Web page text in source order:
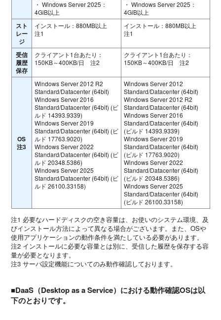
・ Windows Server 2025：
4GiB以上
・ Windows Server 2025：
4GiB以上
スト
レー
ジ
インストール：880MB以上
注1
インストール：880MB以上
注1
受信
履歴
保存
クライアント1台あたり：
150KB～400KB/日 注2
クライアント1台あたり：
150KB～400KB/日 注2
OS
注3
Windows Server 2012 R2
Standard/Datacenter (64bit)
Windows Server 2016
Standard/Datacenter (64bit) (ビ
ルド 14393.9339)
Windows Server 2019
Standard/Datacenter (64bit) (ビ
ルド 17763.9020)
Windows Server 2022
Standard/Datacenter (64bit) (ビ
ルド 20348.5386)
Windows Server 2025
Standard/Datacenter (64bit) (ビ
ルド 26100.33158)
Windows Server 2012
Standard/Datacenter (64bit)
Windows Server 2012 R2
Standard/Datacenter (64bit)
Windows Server 2016
Standard/Datacenter (64bit)
(ビルド 14393.9339)
Windows Server 2019
Standard/Datacenter (64bit)
(ビルド 17763.9020)
Windows Server 2022
Standard/Datacenter (64bit)
(ビルド 20348.5386)
Windows Server 2025
Standard/Datacenter (64bit)
(ビルド 26100.33158)
注1 必要なハードディスクの空き容量は、お使いのシステム環境、及
びインストール方法によって異なる場合がございます。また、OSや
使用アプリケーションの動作条件を満たしている必要があります。
注2 インストールに必要な容量とは別に、受信した履歴を保存する容
量が必要となります。
注3 サーバ設定機能についてのみ動作確認しております。
■DaaS（Desktop as a Service）における動作確認OSは以
下のとおりです。